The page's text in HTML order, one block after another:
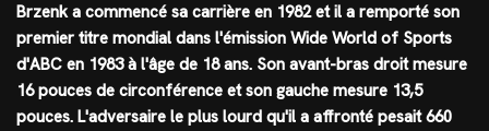
Brzenk a commencé sa carrière en 1982 et il a remporté son
premier titre mondial dans l'émission Wide World of Sports
d'ABC en 1983 à l'âge de 18 ans. Son avant-bras droit mesure
16 pouces de circonférence et son gauche mesure 13,5
pouces. L'adversaire le plus lourd qu'il a affronté pesait 660